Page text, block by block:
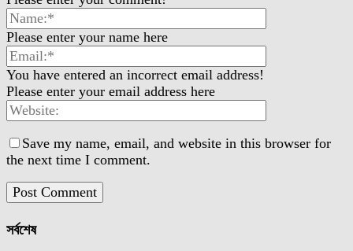
Please enter your name here
You have entered an incorrect email address!
Please enter your email address here
Save my name, email, and website in this browser for
the next time I comment.
সর্বশেষ